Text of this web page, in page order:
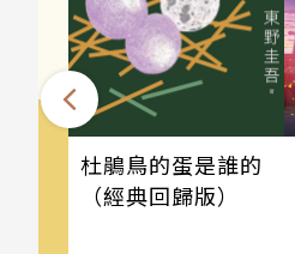
杜鵑鳥的蛋是誰的
（經典回歸版）